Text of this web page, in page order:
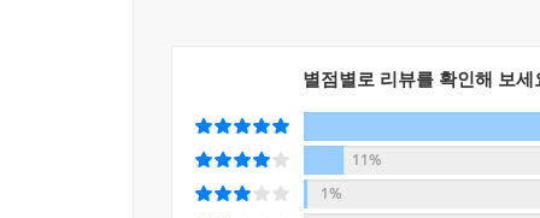
“토머스 아주머니 댁에서 살 때, 저는 책장 유리
처의 작고 푸른 골짜기에 정말 멋진 메아리가 살
상상했죠.”
--- 「8장, 앤의 교육이 시작되다」 중에서
별점별로 리뷰를 확인해 보세
11%
1%